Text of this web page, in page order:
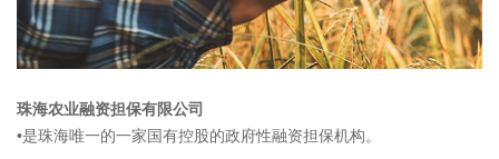
珠海农业融资担保有限公司
•是珠海唯一的一家国有控股的政府性融资担保机构。